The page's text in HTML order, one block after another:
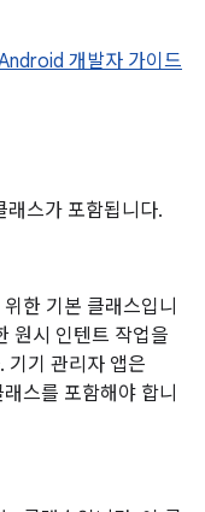
개발자 가이드
스가 포함됩니다.
한 기본 클래스입니
원시 인텐트 작업을
기기 관리자 앱은
스를 포함해야 합니